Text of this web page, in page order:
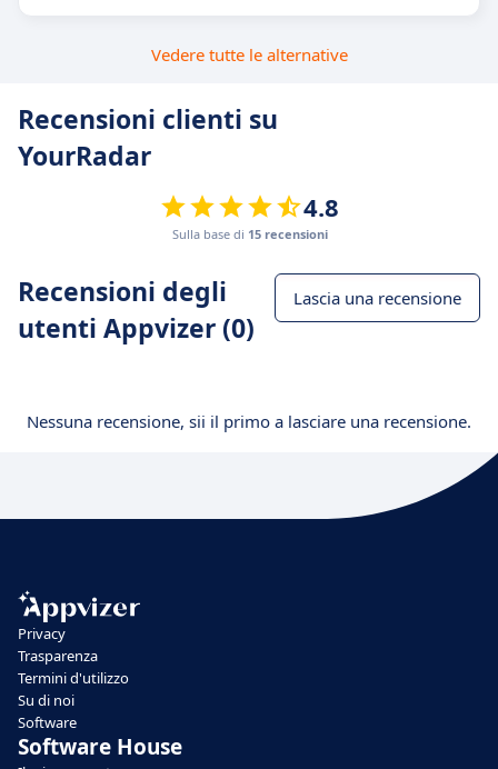
Vedere tutte le alternative
Recensioni clienti su
YourRadar
4.8
Sulla base di 15 recensioni
Recensioni degli
utenti Appvizer (0)
Lascia una recensione
Nessuna recensione, sii il primo a lasciare una recensione.
Privacy
Trasparenza
Termini d'utilizzo
Su di noi
Software
Software House